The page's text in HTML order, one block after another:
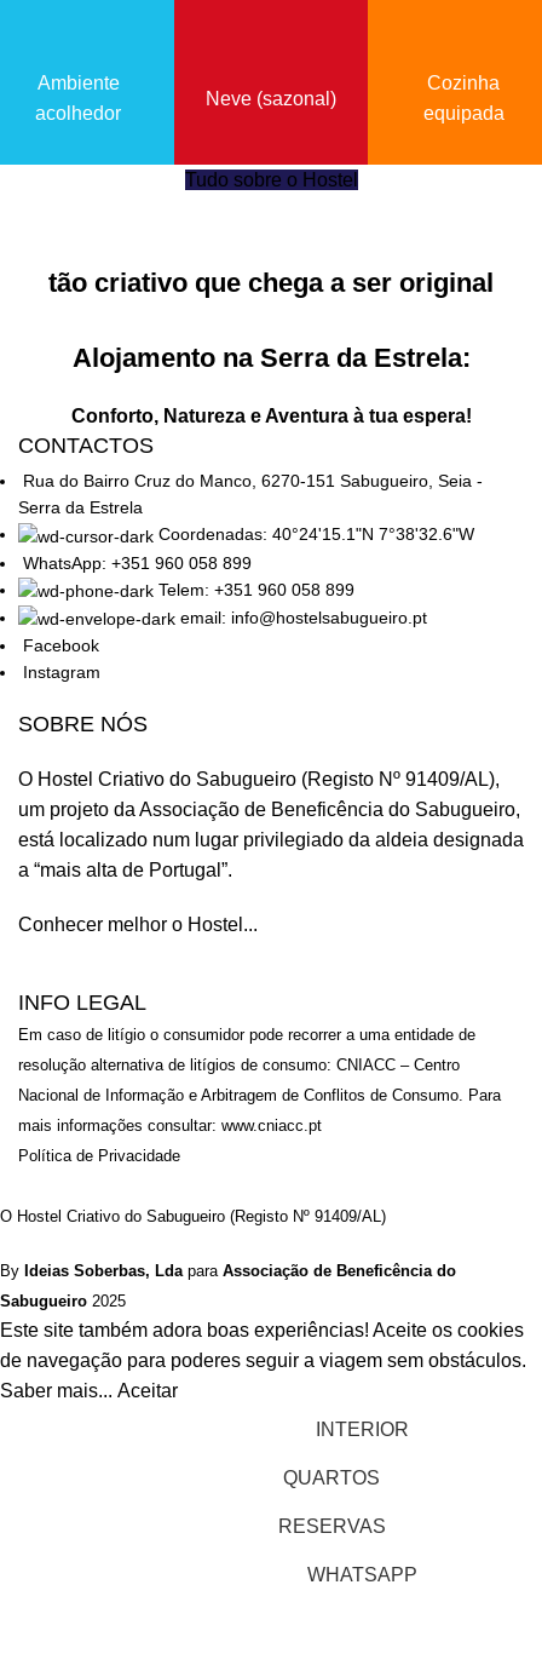
Ambiente
acolhedor
Neve (sazonal)
Cozinha
equipada
Tudo sobre o Hostel
tão criativo que chega a ser original
Alojamento na Serra da Estrela:
Conforto, Natureza e Aventura à tua espera!
CONTACTOS
Rua do Bairro Cruz do Manco, 6270-151 Sabugueiro, Seia -
Serra da Estrela
Coordenadas: 40°24'15.1"N 7°38'32.6"W
WhatsApp: +351 960 058 899
Telem: +351 960 058 899
email: info@hostelsabugueiro.pt
Facebook
Instagram
SOBRE NÓS
O Hostel Criativo do Sabugueiro (Registo Nº 91409/AL),
um projeto da Associação de Beneficência do Sabugueiro,
está localizado num lugar privilegiado da aldeia designada
a “mais alta de Portugal”.
Conhecer melhor o Hostel...
INFO LEGAL
Em caso de litígio o consumidor pode recorrer a uma entidade de
resolução alternativa de litígios de consumo: CNIACC – Centro
Nacional de Informação e Arbitragem de Conflitos de Consumo. Para
mais informações consultar: www.cniacc.pt
Política de Privacidade
O Hostel Criativo do Sabugueiro (Registo Nº 91409/AL)
By Ideias Soberbas, Lda para Associação de Beneficência do
Sabugueiro 2025
Este site também adora boas experiências! Aceite os cookies
de navegação para poderes seguir a viagem sem obstáculos.
Saber mais... Aceitar
INTERIOR
QUARTOS
RESERVAS
WHATSAPP